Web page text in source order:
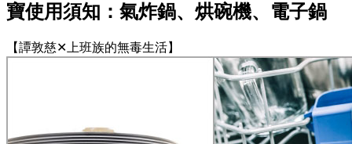
寶使用須知：氣炸鍋、烘碗機、電子鍋
【譚敦慈✕上班族的無毒生活】